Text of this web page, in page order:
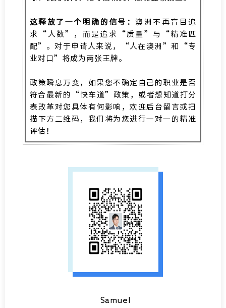
这释放了一个明确的信号：澳洲不再盲目追
求“人数”，而是追求“质量”与“精准匹
配”。对于申请人来说，“人在澳洲”和“专
业对口”将成为两张王牌。
政策瞬息万变，如果您不确定自己的职业是否
符合最新的“快车道”政策，或者想知道打分
表改革对您具体有何影响，欢迎后台留言或扫
描下方二维码，我们将为您进行一对一的精准
评估！
Samuel